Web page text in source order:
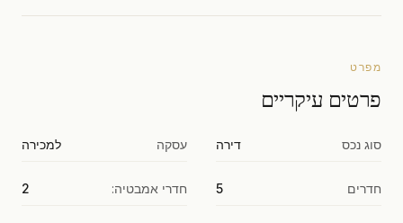
מפרט
פרטים עיקריים
סוג נכס דירה עסקה למכירה
חדרים 5 חדרי אמבטיה: 2